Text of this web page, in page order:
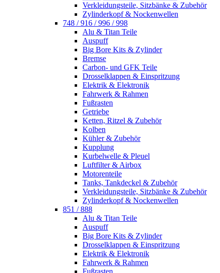
Verkleidungsteile, Sitzbänke & Zubehör
Zylinderkopf & Nockenwellen
748 / 916 / 996 / 998
Alu & Titan Teile
Auspuff
Big Bore Kits & Zylinder
Bremse
Carbon- und GFK Teile
Drosselklappen & Einspritzung
Elektrik & Elektronik
Fahrwerk & Rahmen
Fußrasten
Getriebe
Ketten, Ritzel & Zubehör
Kolben
Kühler & Zubehör
Kupplung
Kurbelwelle & Pleuel
Luftfilter & Airbox
Motorenteile
Tanks, Tankdeckel & Zubehör
Verkleidungsteile, Sitzbänke & Zubehör
Zylinderkopf & Nockenwellen
851 / 888
Alu & Titan Teile
Auspuff
Big Bore Kits & Zylinder
Drosselklappen & Einspritzung
Elektrik & Elektronik
Fahrwerk & Rahmen
Fußrasten